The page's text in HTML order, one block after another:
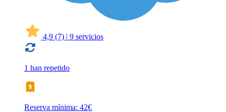
4,9 (7) | 9 servicios
1 han repetido
Reserva mínima: 42€